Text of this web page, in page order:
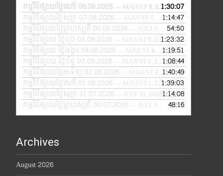
កម្មវិធីផ្សាយថ្ងៃសៅរ៍ 08.08.2026— AUGUST 8, 2026 1:30:07
កម្មវិធីផ្សាយថ្ងៃសុក្រ 07.08.2026
— AUGUST 7, 2026
1:14:47
កម្មវិធីផ្សាយថ្ងៃព្រហស្បតិ៍ 06.08.2026
— AUGUST 6, 2026
54:50
កម្មវិធីផ្សាយ ថ្ងៃពុធ 05.08.2026
— AUGUST 5, 2026 1:23:32
កម្មវិធីផ្សាយ ថ្ងៃអង្គារ 04.08.2026
— AUGUST 4, 2026
1:19:51
កម្មវិធីផ្សាយ ថ្ងៃច័ន្ទ 03.08.2026
— AUGUST 3, 2026 1:08:44
កម្មវិធីផ្សាយថ្ងៃអាទិត្យ 02.08.2026
— AUGUST 2, 2026 1:40:49
កម្មវិធីផ្សាយថ្ងៃសៅរ៍ 01.08.2026
— AUGUST 1, 2026 1:39:03
កម្មវិធីផ្សាយថ្ងៃសុក្រ 31.07.2026
— JULY 31, 20261:14:08
កម្មវិធីផ្សាយថ្ងៃព្រហស្បតិ៍ 30.07.2026
— JULY 30, 2026 48:16
Archives
August 2026